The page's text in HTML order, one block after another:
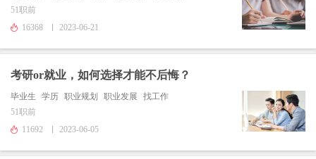
51职前
16368
2023-06-21
考研or就业，如何选择才能不后悔？
毕业生 学历 职业规划 职业发展
找工作
51职前
11692
2023-06-05